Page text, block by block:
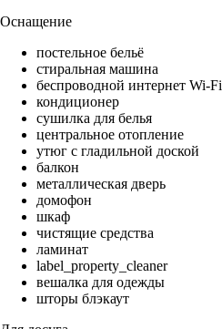
Оснащение
постельное бельё
стиральная машина
беспроводной интернет Wi-Fi
кондиционер
сушилка для белья
центральное отопление
утюг с гладильной доской
балкон
металлическая дверь
домофон
шкаф
чистящие средства
ламинат
label_property_cleaner
вешалка для одежды
шторы блэкаут